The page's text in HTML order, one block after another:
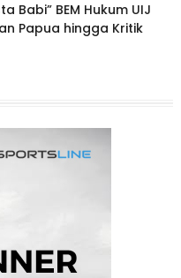
Babi” BEM Hukum UIJ
Papua hingga Kritik